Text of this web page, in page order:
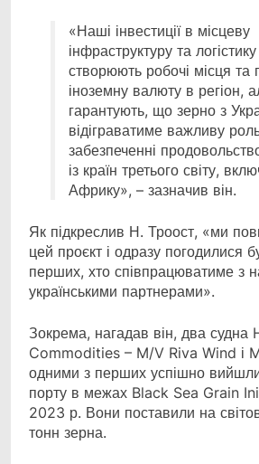
«Наші інвестиції в місцеву
інфраструктуру та
створюють робочі місця та
іноземну валюту в регіон,
гарантують, що зерно з
відіграватиме важливу
забезпеченні
із країн третього світу,
Африку», – зазначив він.
Як підкреслив Н. Троост, «ми
цей проєкт і одразу погодилися
перших, хто співпрацюватиме з
українськими партнерами».
Зокрема, нагадав він, два судна
Commodities – M/V Riva Wind і
одними з перших успішно
порту в межах Black Sea Grain
2023 р. Вони поставили на
тонн зерна.